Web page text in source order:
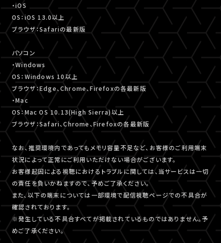
・iOS
OS：iOS 13.0以上
ブラウザ：Safariの最新版
パソコン
・Windows
OS：Windows 10以上
ブラウザ：Edge、Chrome、Firefoxの各最新版
・Mac
OS：Mac OS 10.13(High Sierra)以上
ブラウザ：Safari、Chrome、Firefoxの各最新版
なお、推奨環境内であってもメモリ容量不足など、お客様のご利用端末
状況によって正常にご利用いただけない場合がございます。
お客様起因による視聴におけるトラブルに関しては、当サービスは一切
の責任を負いかねますので、予めご了承ください。
また、以下の端末については一部環境で配信視聴ページでの不具合が
確認されております。
※発生している不具合すべてが掲載されているものではありません。予
めご了承ください。